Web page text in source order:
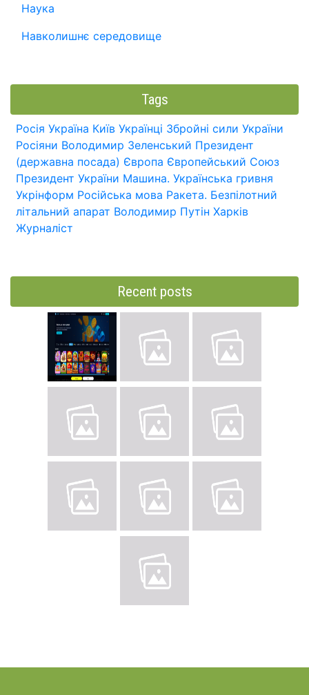
Наука
Навколишнє середовище
Tags
Росія Україна Київ Українці Збройні сили України
Росіяни Володимир Зеленський Президент
(державна посада) Європа Європейський Союз
Президент України Машина. Українська гривня
Укрінформ Російська мова Ракета. Безпілотний
літальний апарат Володимир Путін Харків
Журналіст
Recent posts